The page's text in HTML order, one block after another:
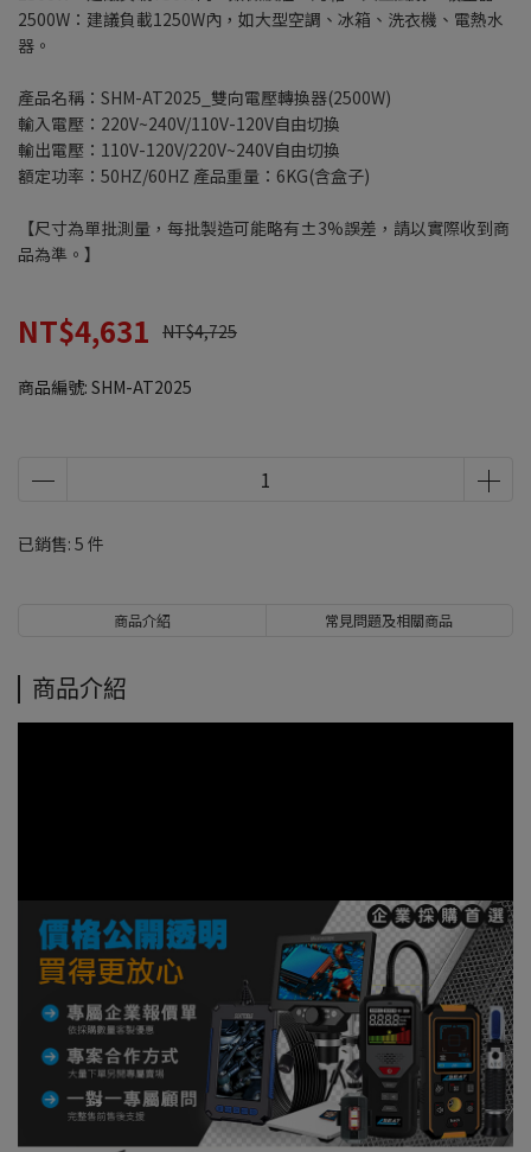
2500W：建議負載1250W內，如大型空調、冰箱、洗衣機、電熱水
器。
產品名稱：SHM-AT2025_雙向電壓轉換器(2500W)
輸入電壓：220V~240V/110V-120V自由切換
輸出電壓：110V-120V/220V~240V自由切換
額定功率：50HZ/60HZ 產品重量：6KG(含盒子)
【尺寸為單批測量，每批製造可能略有±3%誤差，請以實際收到商
品為準。】
NT$4,631 NT$4,725
商品編號: SHM-AT2025
已銷售: 5 件
商品介紹 常見問題及相關商品
商品介紹